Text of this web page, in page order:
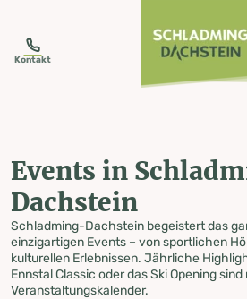
Kontakt
Events in
Dachstein
Schladming-Dachstein begeistert das
einzigartigen Events – von sportlichen
kulturellen Erlebnissen. Jährliche
Ennstal Classic oder das Ski Opening
Veranstaltungskalender.